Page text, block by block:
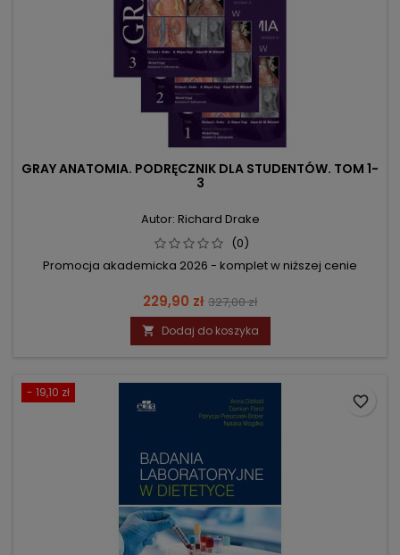
GRAY ANATOMIA. PODRĘCZNIK DLA STUDENTÓW. TOM 1-
3
Autor: Richard Drake
(0)
Promocja akademicka 2026 - komplet w niższej cenie
Cena
229,90 zł Cena
podstawowa
327,00 zł
 Dodaj do koszyka
- 19,10 zł
favorite_border